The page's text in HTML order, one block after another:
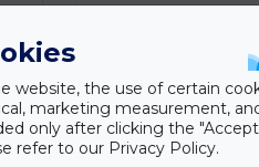
Névleges
Foglalat típusa
Foglalatok száma
website, the use of certain
marketing measurement,
only after clicking the
refer to our Privacy Policy.